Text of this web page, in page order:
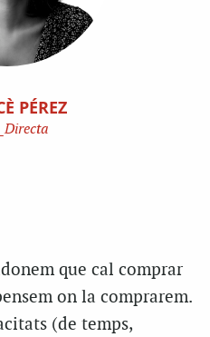
PÉREZ
que cal comprar
on la comprarem.
(de temps,